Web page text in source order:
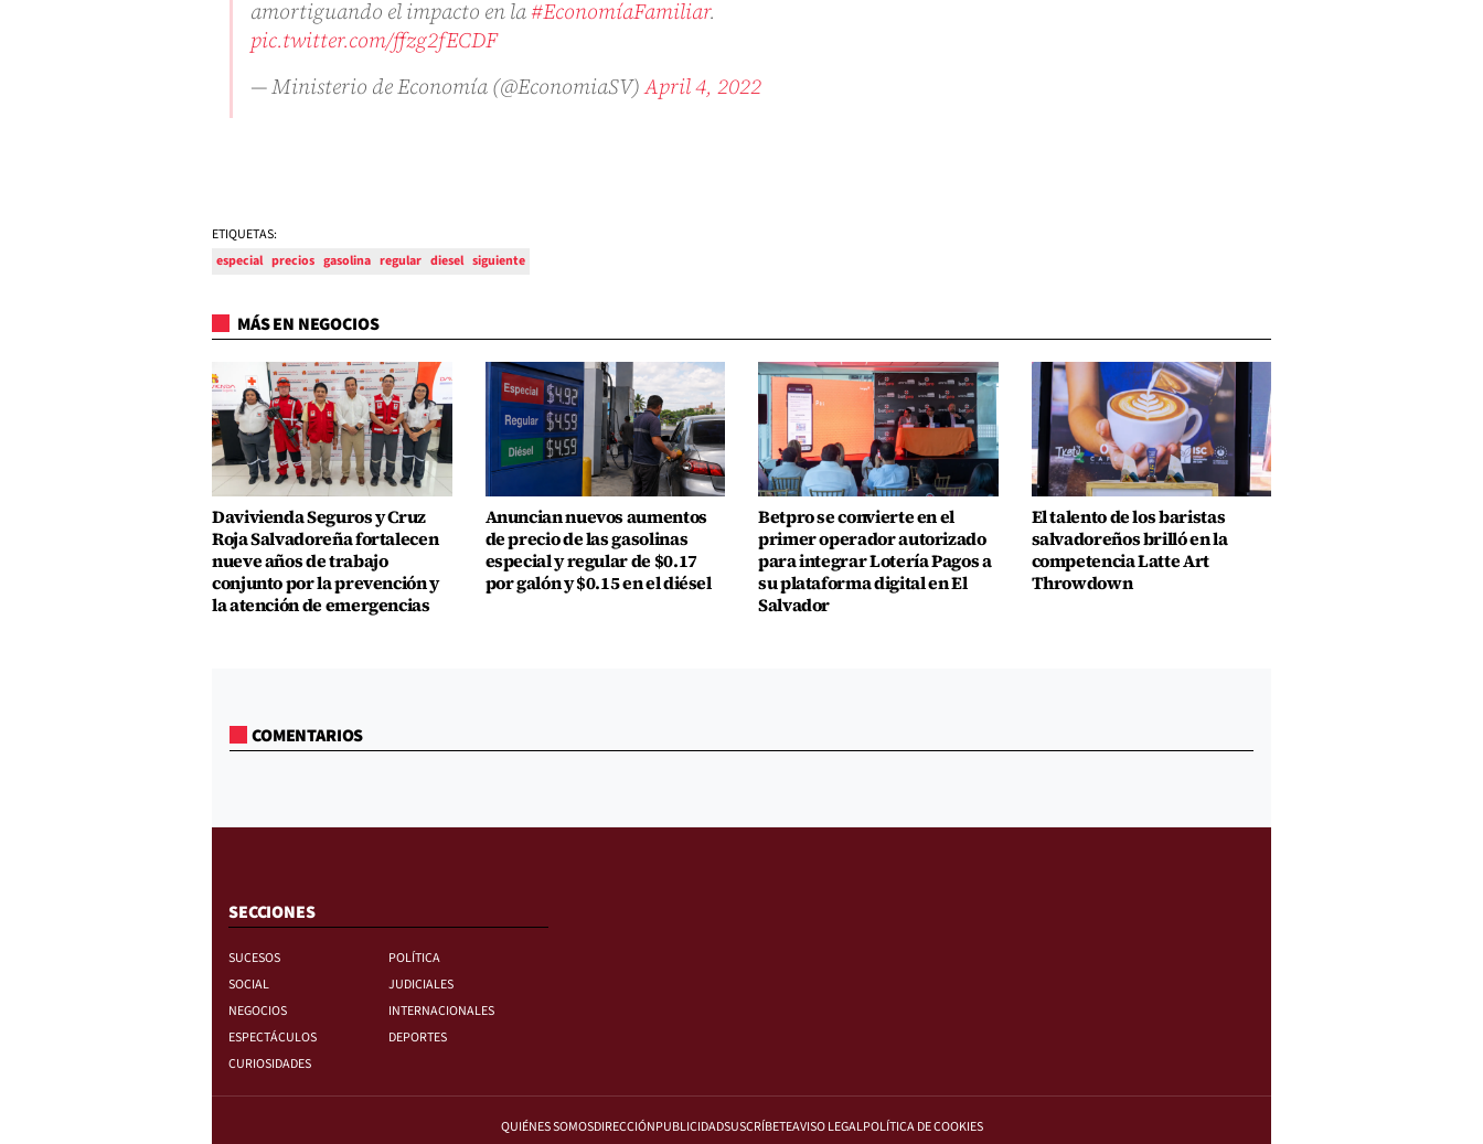
amortiguando el impacto en la#EconomíaFamiliar.
pic.twitter.com/ffzg2fECDF
— Ministerio de Economía (@EconomiaSV)April 4, 2022
ETIQUETAS:
especial precios gasolina regular diesel siguiente
MÁS EN NEGOCIOS
Davivienda Seguros y Cruz
Roja Salvadoreña fortalecen
nueve años de trabajo
conjunto por la prevención y
la atención de emergencias
Anuncian nuevos aumentos
de precio de las gasolinas
especial y regular de $0.17
por galón y $0.15 en el diésel
Betpro se convierte en el
primer operador autorizado
para integrar Lotería Pagos a
su plataforma digital en El
Salvador
El talento de los baristas
salvadoreños brilló en la
competencia Latte Art
Throwdown
COMENTARIOS
SECCIONES
SUCESOS
POLÍTICA
SOCIAL
JUDICIALES
NEGOCIOS
INTERNACIONALES
ESPECTÁCULOS
DEPORTES
CURIOSIDADES
QUIÉNES SOMOSDIRECCIÓNPUBLICIDADSUSCRÍBETEAVISO LEGALPOLÍTICA DE COOKIES